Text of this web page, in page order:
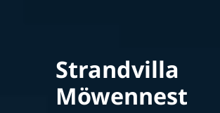
Strandvilla
Möwennest